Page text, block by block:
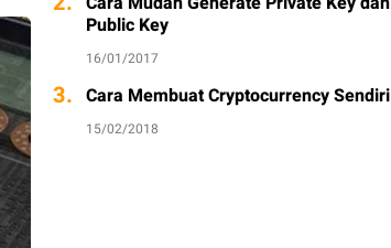
Public Key
16/01/2017
3. Cara Membuat Cryptocurrency Sendiri
15/02/2018